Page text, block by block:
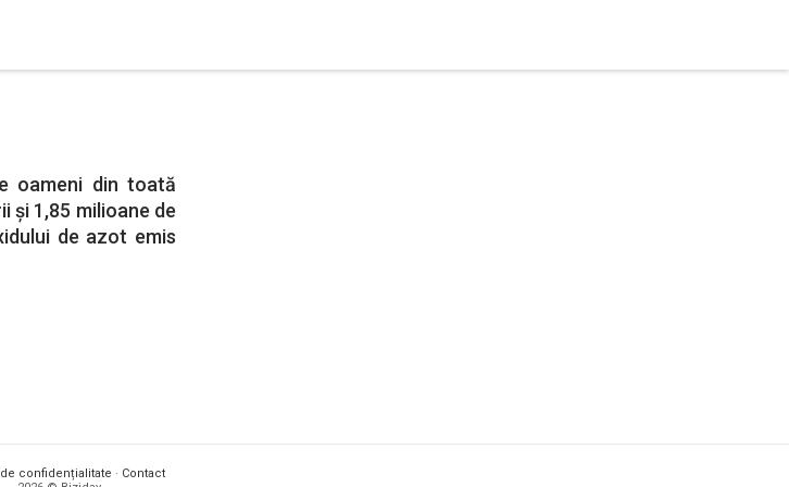
oameni din toată
și 1,85 milioane de
de azot emis
confidențialitate · Contact